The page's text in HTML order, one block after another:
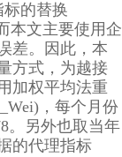
的替换
本文主要使用企
差。因此，本
方式，为越接
加权平均法重
，每个月份
。另外也取当年
的代理指标